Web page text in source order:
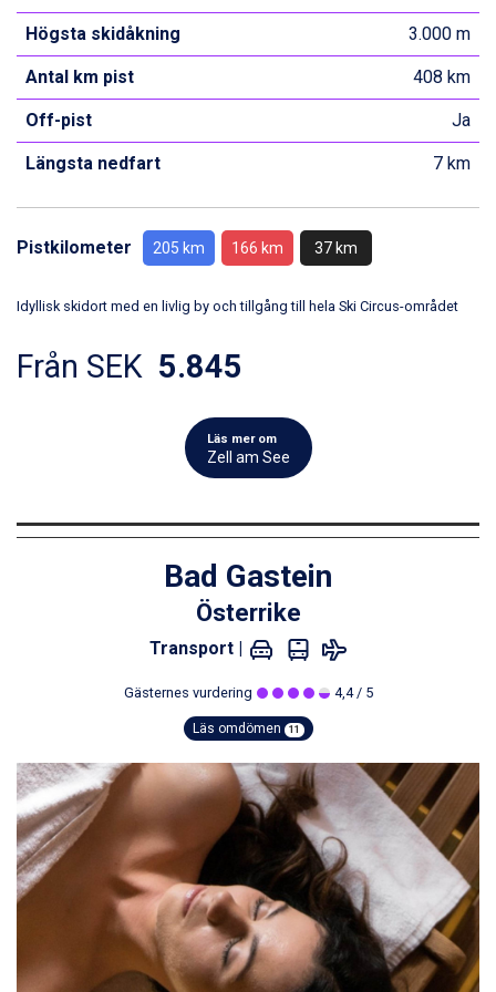
Saalbach från 9.445 kr.
Bad Hofgastein från 8.595 kr.
Champoluc från 5.945 kr.
Sestriere från 6.945 kr.
Wagrain från 7.095 kr.
Fieberbrunn från 9.645 kr.
Ischgl från 11.295 kr.
St. Anton från 11.245 kr.
Zell am See från 6.295 kr.
Canazei från 7.195 kr.
Ponte di Legno från 7.395 kr.
Alleghe från 8.545 kr.
Bad Gastein från 6.295 kr.
La Thuile från 7.045 kr.
Cervinia från 8.245 kr.
Passo Tonale från 5.895 kr.
Saalbach från 9.445 kr.
Champoluc från 5.945 kr.
Sestriere från 6.945 kr.
Wagrain från 7.095 kr.
Fieberbrunn från 9.645 kr.
Val Thorens från 8.395 kr.
St. Anton från 11.245 kr.
Zell am See från 6.295 kr.
Canazei från 7.195 kr.
Livigno från 5.595 kr.
Ponte di Legno från 7.395 kr.
Sauze dOulx från 6.145 kr.
Alleghe från 8.545 kr.
Bad Gastein från 6.295 kr.
Arabba från 11.045 kr.
La Thuile från 7.045 kr.
Cervinia från 8.245 kr.
Högsta skidåkning 3.000 m
Antal km pist 408 km
Off-pist Ja
Längsta nedfart 7 km
Pistkilometer 205 km 166 km 37 km
Idyllisk skidort med en livlig by och tillgång till hela Ski Circus-området
Från SEK 5.845
Läs mer om
Zell am See
Bad Gastein
Österrike
Transport |
Gästernes vurdering 4,4/ 5
Läs omdömen 11